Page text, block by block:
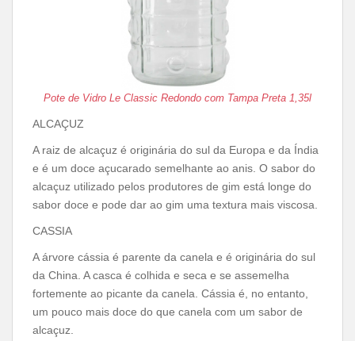
Pote de Vidro Le Classic Redondo com Tampa Preta 1,35l
ALCAÇUZ
A raiz de alcaçuz é originária do sul da Europa e da Índia
e é um doce açucarado semelhante ao anis. O sabor do
alcaçuz utilizado pelos produtores de gim está longe do
sabor doce e pode dar ao gim uma textura mais viscosa.
CASSIA
A árvore cássia é parente da canela e é originária do sul
da China. A casca é colhida e seca e se assemelha
fortemente ao picante da canela. Cássia é, no entanto,
um pouco mais doce do que canela com um sabor de
alcaçuz.